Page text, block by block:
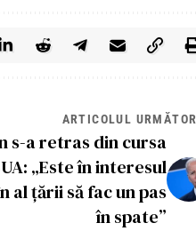
ARTICOLUL URMĂTOR
s-a retras din cursa
„Este în interesul
al țării să fac un pas
în spate”